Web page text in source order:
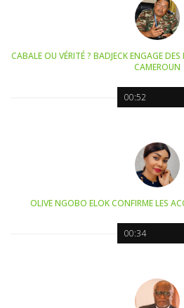
00:52
CABALE OU VÉRITÉ ? BADJECK ENGAGE
CAMEROUN
00:34
OLIVE NGOBO ELOK CONFIRME LES